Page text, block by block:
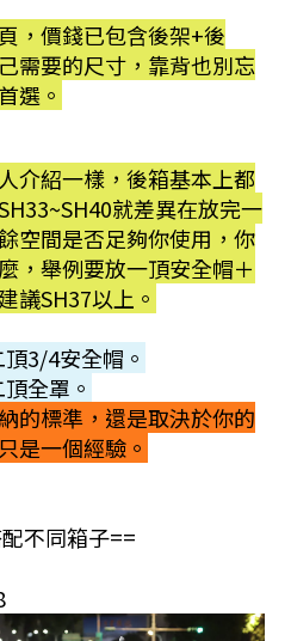
，價錢已包含後架+後
需要的尺寸，靠背也別忘
選。
介紹一樣，後箱基本上都
就差異在放完一
空間是否足夠你使用，你
，舉例要放一頂安全帽＋
議SH37以上。
3/4安全帽。
全罩。
的標準，還是取決於你的
是一個經驗。
不同箱子==